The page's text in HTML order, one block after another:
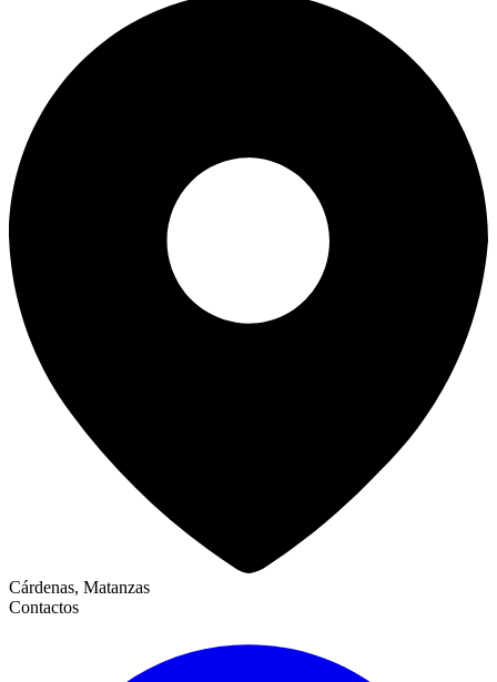
Cárdenas, Matanzas
Contactos